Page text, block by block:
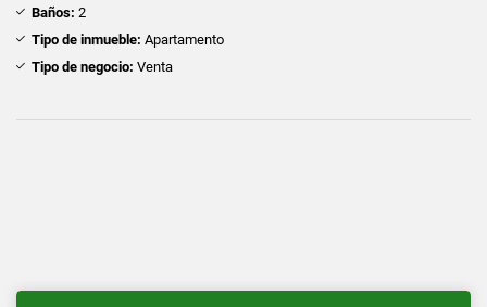
Baños: 2
Tipo de inmueble: Apartamento
Tipo de negocio: Venta